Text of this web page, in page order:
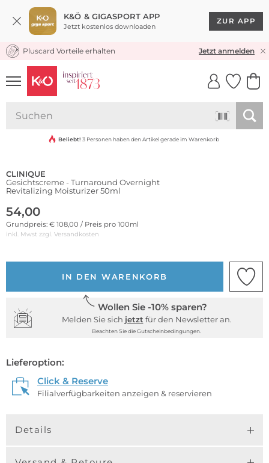
K&Ö & GIGASPORT APP
Jetzt kostenlos downloaden
ZUR APP
KOSTENLOSER VERSAND* & RÜCKVERSAND
Pluscard Vorteile erhalten Jetzt anmelden
UNSERE APP
CLICK &
Beliebt! 3 Personen haben den Artikel gerade im Warenkorb
CLINIQUE
Gesichtscreme - Turnaround Overnight
Revitalizing Moisturizer 50ml
54,00
Grundpreis: € 108,00 / Preis pro 100ml
inkl. Mwst zzgl. Versandkosten
IN DEN WARENKORB
Wollen Sie -10% sparen?
Melden Sie sich jetzt für den Newsletter an.
Beachten Sie die Gutscheinbedingungen.
Lieferoption:
Click & Reserve
Filialverfügbarkeiten anzeigen & reservieren
Details